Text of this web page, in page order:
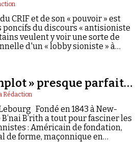
CRIF et de son « pouvoir » est
poncifs du discours « antisioniste
veulent y voir une sorte de
d'un « lobby sioniste » à
les ficelles du monde. Auteur de
juive à la tentation du
2011), le sociologue
a accepté de répondre à
» presque parfait…
Rédaction
Fondé en 1843 à New-
B’nai B’rith a tout pour fasciner les
: Américain de fondation,
de forme, maçonnique en